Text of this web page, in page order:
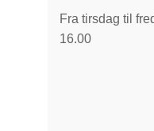
Fra tirsdag til
16.00